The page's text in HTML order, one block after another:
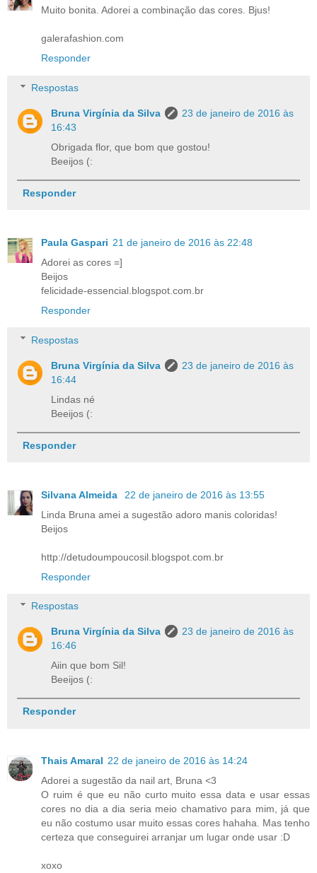
Muito bonita. Adorei a combinação das cores. Bjus!
galerafashion.com
Responder
Respostas
Bruna Virgínia da Silva
23 de janeiro de 2016 às
16:43
Obrigada flor, que bom que gostou!
Beeijos (:
Responder
Paula Gaspari 21 de janeiro de 2016 às 22:48
Adorei as cores =]
Beijos
felicidade-essencial.blogspot.com.br
Responder
Respostas
Bruna Virgínia da Silva
23 de janeiro de 2016 às
16:44
Lindas né
Beeijos (:
Responder
Silvana Almeida
22 de janeiro de 2016 às 13:55
Linda Bruna amei a sugestão adoro manis coloridas!
Beijos
http://detudoumpoucosil.blogspot.com.br
Responder
Respostas
Bruna Virgínia da Silva
23 de janeiro de 2016 às
16:46
Aiin que bom Sil!
Beeijos (:
Responder
Thais Amaral 22 de janeiro de 2016 às 14:24
Adorei a sugestão da nail art, Bruna <3
O ruim é que eu não curto muito essa data e usar essas
cores no dia a dia seria meio chamativo para mim, já que
eu não costumo usar muito essas cores hahaha. Mas tenho
certeza que conseguirei arranjar um lugar onde usar :D
xoxo